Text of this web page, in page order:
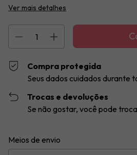
Ver mais detalhes
Compra protegida
Seus dados cuidados durante
Trocas e devoluções
Se não gostar, você pode
Entregas para o CEP:
Meios de envio